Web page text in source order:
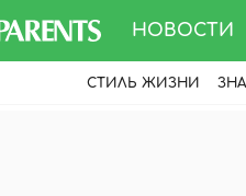
НОВОСТИ
СТИЛЬ ЖИЗНИ